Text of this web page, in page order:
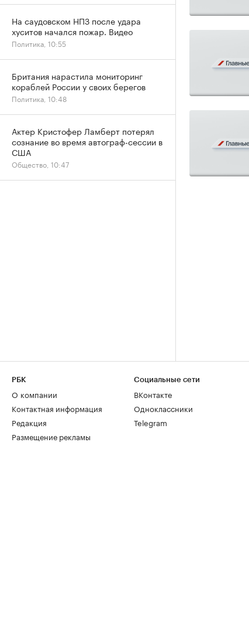
На саудовском НПЗ после удара
хуситов начался пожар. Видео
Политика, 10:55
Британия нарастила мониторинг
кораблей России у своих берегов
Политика, 10:48
Актер Кристофер Ламберт потерял
сознание во время автограф-сессии в
США
Общество, 10:47
РБК
О компании
Контактная информация
Редакция
Размещение рекламы
Социальные сети
ВКонтакте
Одноклассники
Telegram